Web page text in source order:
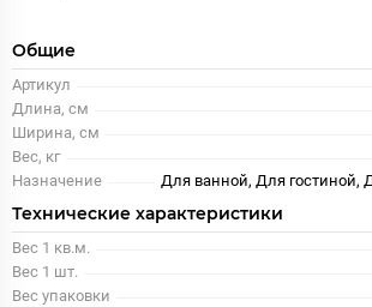
Общие
Артикул
Длина, см
Ширина, см
Вес, кг
Назначение
Для ванной, Для гостиной,
Технические характеристики
Вес 1 кв.м.
Вес 1 шт.
Вес упаковки